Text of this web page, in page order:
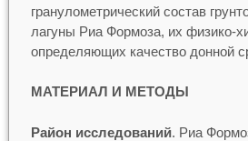
гранулометрический состав
лагуны Риа Формоза, их физико-
определяющих качество донной
МАТЕРИАЛ И МЕТОДЫ
Район исследований. Риа